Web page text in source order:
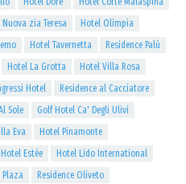
Nuova zia Teresa
Hotel Olimpia
Hotel Tavernetta
Residence Palù
Hotel La Grotta
Hotel Villa Rosa
Hotel
Residence al Cacciatore
Sole
Golf Hotel Ca' Degli Ulivi
Eva
Hotel Pinamonte
Hotel Estée
Hotel Lido International
Plaza
Residence Oliveto